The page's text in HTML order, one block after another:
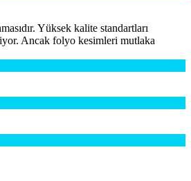
Yüksek kalite standartları
Ancak folyo kesimleri mutlaka